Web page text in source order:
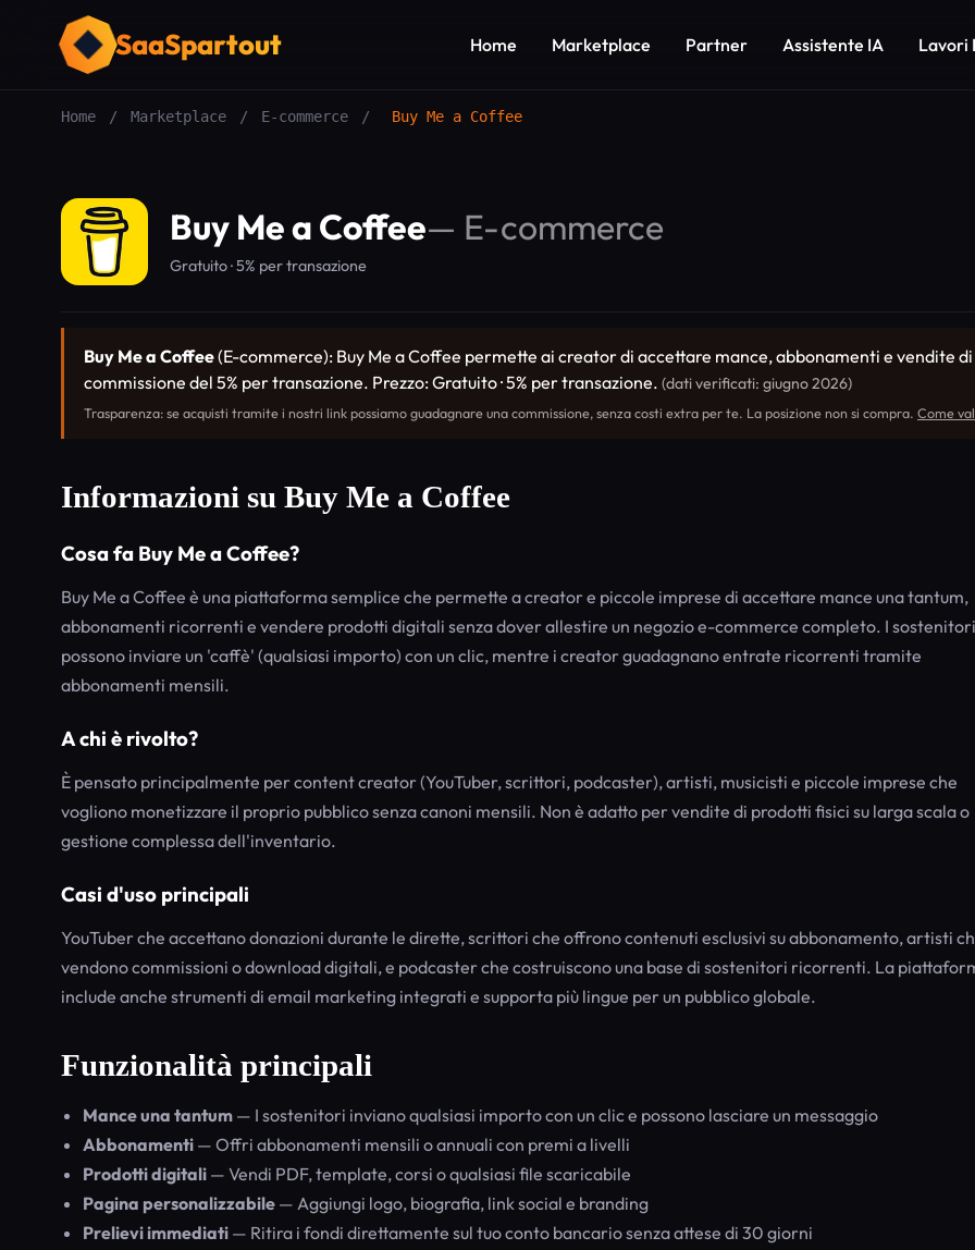
SaaSpartout Home Marketplace Partner Assistente IA Lavori
Home / Marketplace / E-commerce / Buy Me a Coffee
Buy Me a Coffee— E-commerce
Gratuito · 5% per transazione
Buy Me a Coffee(E-commerce): Buy Me a Coffee permette ai creator di accettare mance, abbonamenti e vendite
commissione del 5% per transazione. Prezzo: Gratuito · 5% per transazione. (dati verificati: giugno 2026)
Trasparenza: se acquisti tramite i nostri link possiamo guadagnare una commissione, senza costi extra per te. La posizione non si compra. Come
Informazioni su Buy Me a Coffee
Cosa fa Buy Me a Coffee?
Buy Me a Coffee è una piattaforma semplice che permette a creator e piccole imprese di accettare mance una tantum,
abbonamenti ricorrenti e vendere prodotti digitali senza dover allestire un negozio e-commerce completo. I sostenitori
possono inviare un 'caffè' (qualsiasi importo) con un clic, mentre i creator guadagnano entrate ricorrenti tramite
abbonamenti mensili.
A chi è rivolto?
È pensato principalmente per content creator (YouTuber, scrittori, podcaster), artisti, musicisti e piccole imprese che
vogliono monetizzare il proprio pubblico senza canoni mensili. Non è adatto per vendite di prodotti fisici su larga scala o
gestione complessa dell'inventario.
Casi d'uso principali
YouTuber che accettano donazioni durante le dirette, scrittori che offrono contenuti esclusivi su abbonamento, artisti
vendono commissioni o download digitali, e podcaster che costruiscono una base di sostenitori ricorrenti. La
include anche strumenti di email marketing integrati e supporta più lingue per un pubblico globale.
Funzionalità principali
Mance una tantum — I sostenitori inviano qualsiasi importo con un clic e possono lasciare un messaggio
Abbonamenti — Offri abbonamenti mensili o annuali con premi a livelli
Prodotti digitali — Vendi PDF, template, corsi o qualsiasi file scaricabile
Pagina personalizzabile — Aggiungi logo, biografia, link social e branding
Prelievi immediati — Ritira i fondi direttamente sul tuo conto bancario senza attese di 30 giorni